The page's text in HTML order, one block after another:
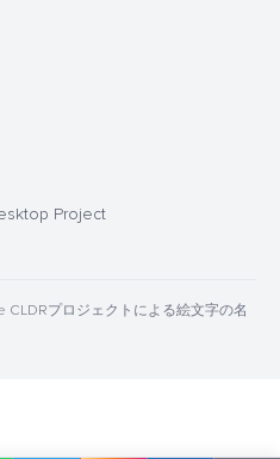
Project
プロジェクトによる絵文字の名